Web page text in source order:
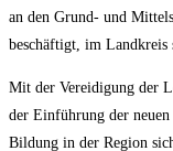
an den Grund- und
beschäf­tigt, im Land­kreis
Mit der Ver­ei­di­gung der
der Ein­füh­rung der
Bil­dung in der Regi­on